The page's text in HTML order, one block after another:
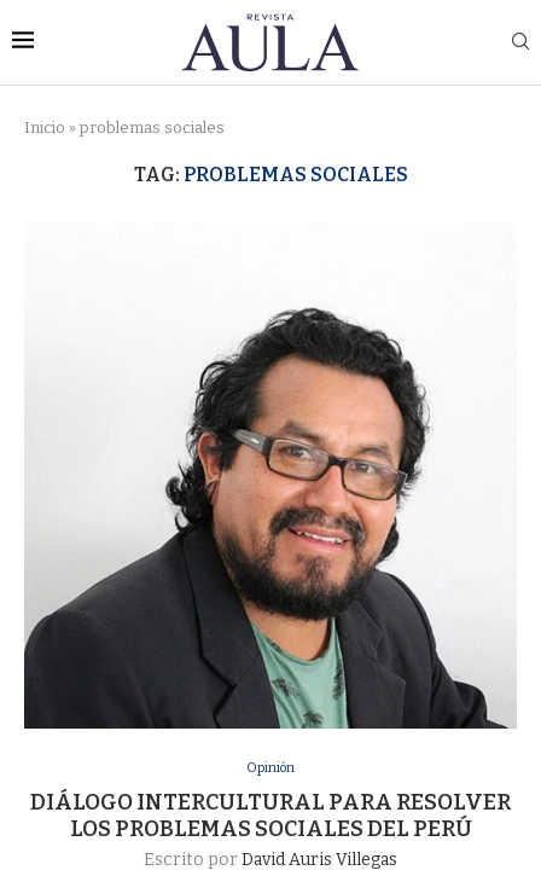
Inicio » problemas sociales
TAG: PROBLEMAS SOCIALES
Opinión
DIÁLOGO INTERCULTURAL PARA RESOLVER
LOS PROBLEMAS SOCIALES DEL PERÚ
Escrito porDavid Auris Villegas